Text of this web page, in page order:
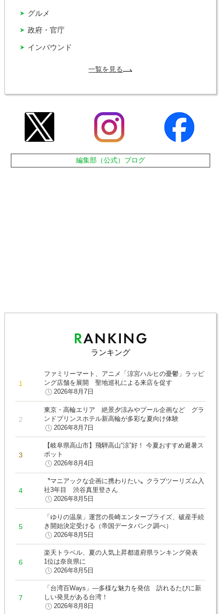
インバウンド
グルメ
政府・官庁
一覧を見る
編集部（公式）ブログ
ランキング
ファミリーマート、アニメ「涼宮ハルヒの憂鬱」ラッピ
ング店舗を展開 聖地巡礼による来店を促す
2026年8月7日
東京・高輪エリア 絶景夕涼みやプール企画など グラ
ンドプリンスホテル新高輪が多彩な夏向け体験
2026年8月7日
【岐阜県高山市】飛騨高山“涼”好！ 今夏おすすめ避暑ス
ポット
2026年8月4日
〝マニアックな企画に携わりたい〟クラブツーリズム入
社3年目 渋谷真里登さん
2026年8月5日
「ゆりの温泉」運営の長崎エンタープライズ、破産手続
き開始決定受ける（帝国データバンク調べ）
2026年8月5日
楽天トラベル、夏の人気上昇都道府県ランキング発表
1位は奈良県に
2026年8月5日
「台湾百Ways」―多様な魅力を発信 訪れるたびに新
しい発見がある台湾！
2026年8月8日